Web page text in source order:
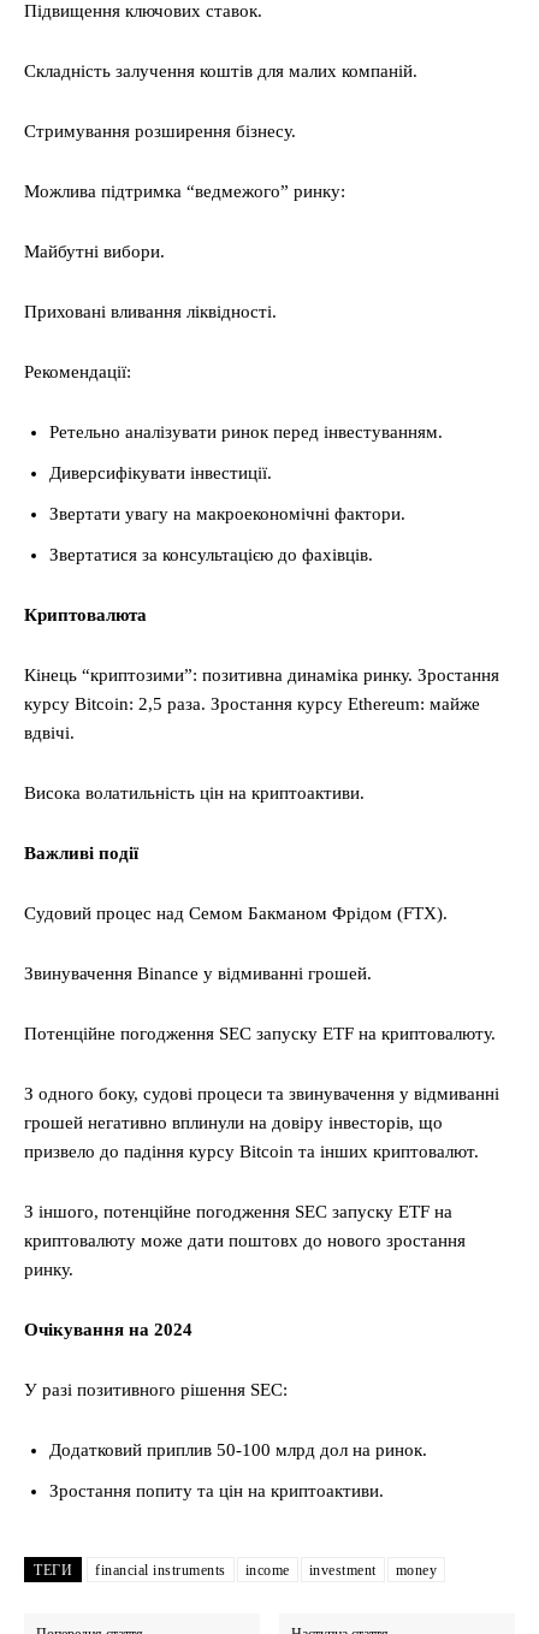
Підвищення ключових ставок.
Складність залучення коштів для малих компаній.
Стримування розширення бізнесу.
Можлива підтримка “ведмежого” ринку:
Майбутні вибори.
Приховані вливання ліквідності.
Рекомендації:
Ретельно аналізувати ринок перед інвестуванням.
Диверсифікувати інвестиції.
Звертати увагу на макроекономічні фактори.
Звертатися за консультацією до фахівців.
Криптовалюта
Кінець “криптозими”: позитивна динаміка ринку. Зростання
курсу Bitcoin: 2,5 раза. Зростання курсу Ethereum: майже
вдвічі.
Висока волатильність цін на криптоактиви.
Важливі події
Судовий процес над Семом Бакманом Фрідом (FTX).
Звинувачення Binance у відмиванні грошей.
Потенційне погодження SEC запуску ETF на криптовалюту.
З одного боку, судові процеси та звинувачення у відмиванні
грошей негативно вплинули на довіру інвесторів, що
призвело до падіння курсу Bitcoin та інших криптовалют.
З іншого, потенційне погодження SEC запуску ETF на
криптовалюту може дати поштовх до нового зростання
ринку.
Очікування на 2024
У разі позитивного рішення SEC:
Додатковий приплив 50-100 млрд дол на ринок.
Зростання попиту та цін на криптоактиви.
ТЕГИ financial instruments income investment money